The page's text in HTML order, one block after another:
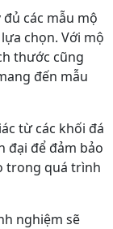
các mẫu mộ
chọn. Với mộ
thước cũng
đến mẫu
từ các khối đá
đại để đảm bảo
trong quá trình
nghiệm sẽ